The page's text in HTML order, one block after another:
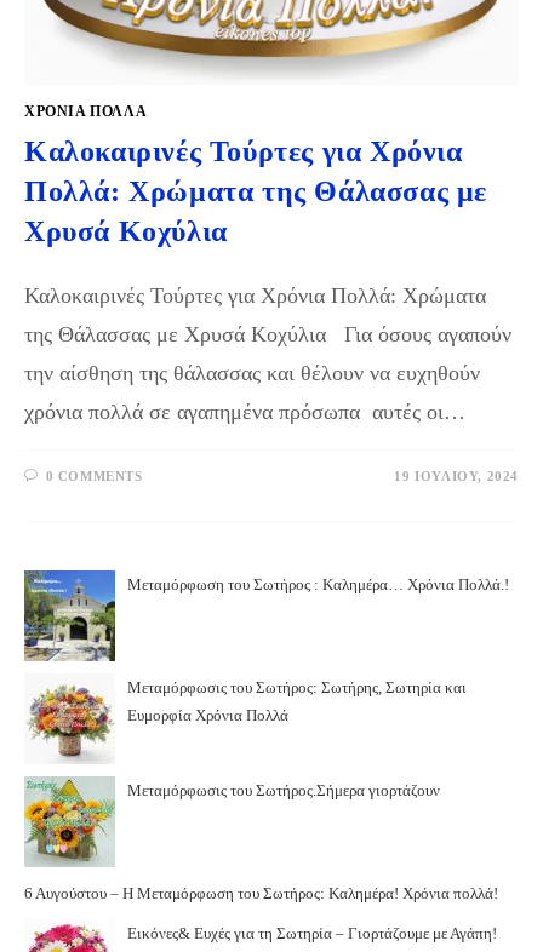
ΧΡΌΝΙΑ ΠΟΛΛΆ
Καλοκαιρινές Τούρτες για Χρόνια
Πολλά: Χρώματα της Θάλασσας με
Χρυσά Κοχύλια
Καλοκαιρινές Τούρτες για Χρόνια Πολλά: Χρώματα
της Θάλασσας με Χρυσά Κοχύλια Για όσους αγαπούν
την αίσθηση της θάλασσας και θέλουν να ευχηθούν
χρόνια πολλά σε αγαπημένα πρόσωπα αυτές οι…
0 COMMENTS 19 ΙΟΥΛΊΟΥ, 2024
Μεταμόρφωση του Σωτήρος : Καλημέρα… Χρόνια Πολλά.!
Μεταμόρφωσις του Σωτήρος: Σωτήρης, Σωτηρία και
Ευμορφία Χρόνια Πολλά
Μεταμόρφωσις του Σωτήρος.Σήμερα γιορτάζουν
6 Αυγούστου – Η Μεταμόρφωση του Σωτήρος: Καλημέρα! Χρόνια πολλά!
Εικόνες& Ευχές για τη Σωτηρία – Γιορτάζουμε με Αγάπη!